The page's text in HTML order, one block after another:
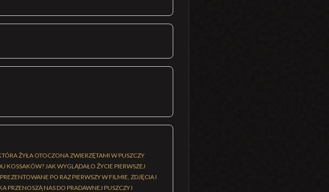
ŻYŁA OTOCZONA ZWIERZĘTAMI W PUSZCZY
KOSSAKÓW? JAK WYGLĄDAŁO ŻYCIE PIERWSZEJ
PO RAZ PIERWSZY W FILMIE, ZDJĘCIA I
PRZENOSZĄ NAS DO PRADAWNEJ PUSZCZY I